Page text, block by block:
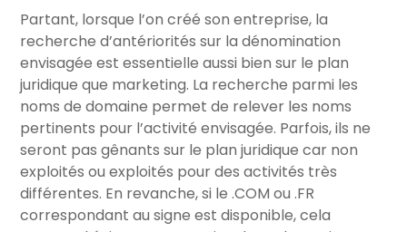
Partant, lorsque l’on créé son entreprise, la
recherche d’antériorités sur la dénomination
envisagée est essentielle aussi bien sur le plan
juridique que marketing. La recherche parmi les
noms de domaine permet de relever les noms
pertinents pour l’activité envisagée. Parfois, ils ne
seront pas gênants sur le plan juridique car non
exploités ou exploités pour des activités très
différentes. En revanche, si le .COM ou .FR
correspondant au signe est disponible, cela